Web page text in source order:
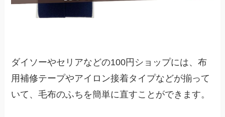
ダイソーやセリアなどの100円ショップには、布
用補修テープやアイロン接着タイプなどが揃って
いて、毛布のふちを簡単に直すことができます。